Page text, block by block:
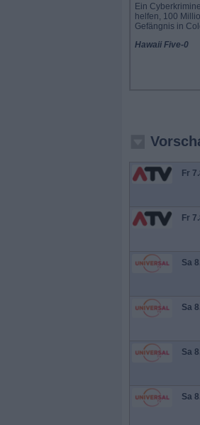
Ein
helfen, 100
Gefängnis in
Hawaii Five-0
Fr
Fr
Sa
Sa
Sa
Sa